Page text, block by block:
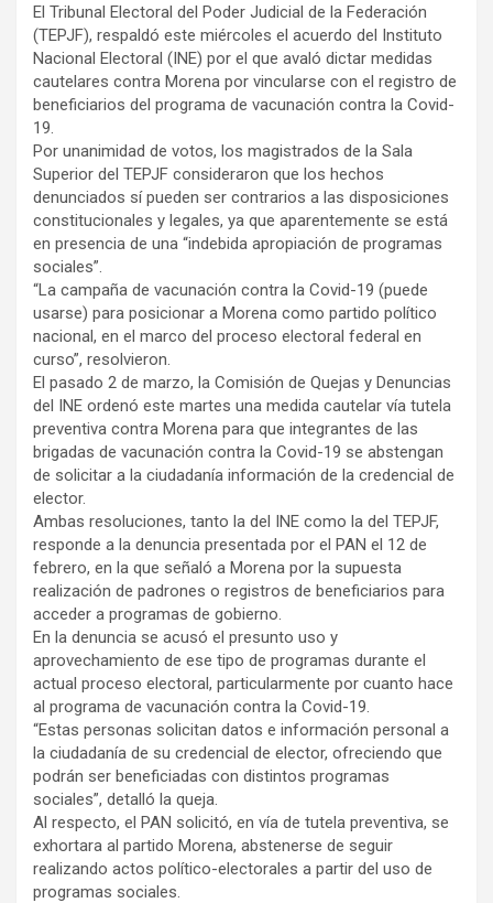
El Tribunal Electoral del Poder Judicial de la Federación
(TEPJF), respaldó este miércoles el acuerdo del Instituto
Nacional Electoral (INE) por el que avaló dictar medidas
cautelares contra Morena por vincularse con el registro de
beneficiarios del programa de vacunación contra la Covid-
19.
Por unanimidad de votos, los magistrados de la Sala
Superior del TEPJF consideraron que los hechos
denunciados sí pueden ser contrarios a las disposiciones
constitucionales y legales, ya que aparentemente se está
en presencia de una “indebida apropiación de programas
sociales”.
“La campaña de vacunación contra la Covid-19 (puede
usarse) para posicionar a Morena como partido político
nacional, en el marco del proceso electoral federal en
curso”, resolvieron.
El pasado 2 de marzo, la Comisión de Quejas y Denuncias
del INE ordenó este martes una medida cautelar vía tutela
preventiva contra Morena para que integrantes de las
brigadas de vacunación contra la Covid-19 se abstengan
de solicitar a la ciudadanía información de la credencial de
elector.
Ambas resoluciones, tanto la del INE como la del TEPJF,
responde a la denuncia presentada por el PAN el 12 de
febrero, en la que señaló a Morena por la supuesta
realización de padrones o registros de beneficiarios para
acceder a programas de gobierno.
En la denuncia se acusó el presunto uso y
aprovechamiento de ese tipo de programas durante el
actual proceso electoral, particularmente por cuanto hace
al programa de vacunación contra la Covid-19.
“Estas personas solicitan datos e información personal a
la ciudadanía de su credencial de elector, ofreciendo que
podrán ser beneficiadas con distintos programas
sociales”, detalló la queja.
Al respecto, el PAN solicitó, en vía de tutela preventiva, se
exhortara al partido Morena, abstenerse de seguir
realizando actos político-electorales a partir del uso de
programas sociales.